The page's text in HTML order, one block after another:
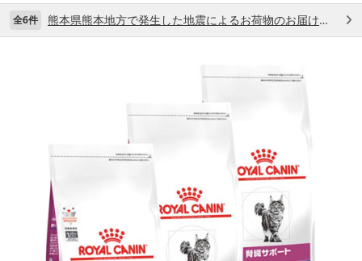
全6件 熊本県熊本地方で発生した地震によるお荷物のお届け状況について （7/28）